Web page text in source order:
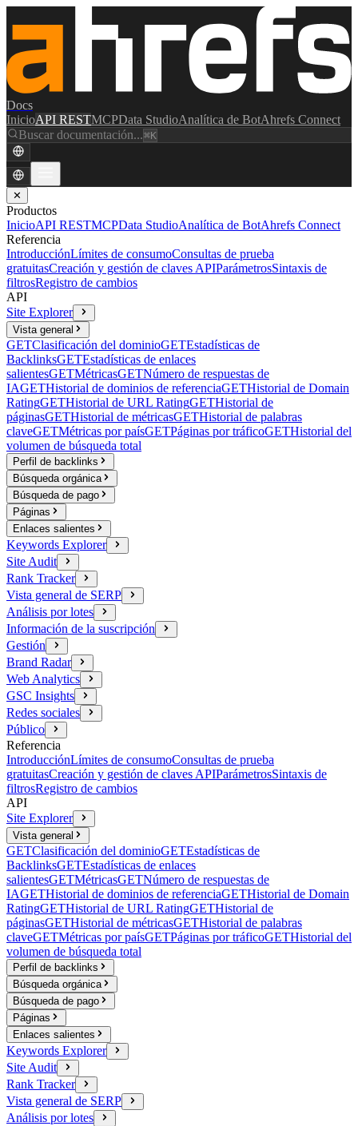
Docs
InicioAPI RESTMCPData StudioAnalítica de BotAhrefs Connect
Buscar documentación...⌘K
✕
Productos
InicioAPI RESTMCPData StudioAnalítica de BotAhrefs Connect
Referencia
IntroducciónLímites de consumoConsultas de prueba
gratuitasCreación y gestión de claves APIParámetrosSintaxis de
filtrosRegistro de cambios
API
Site Explorer
Vista general
GETClasificación del dominioGETEstadísticas de
BacklinksGETEstadísticas de enlaces
salientesGETMétricasGETNúmero de respuestas de
IAGETHistorial de dominios de referenciaGETHistorial de Domain
RatingGETHistorial de URL RatingGETHistorial de
páginasGETHistorial de métricasGETHistorial de palabras
claveGETMétricas por paísGETPáginas por tráficoGETHistorial del
volumen de búsqueda total
Perfil de backlinks
Búsqueda orgánica
Búsqueda de pago
Páginas
Enlaces salientes
Keywords Explorer
Site Audit
Rank Tracker
Vista general de SERP
Análisis por lotes
Información de la suscripción
Gestión
Brand Radar
Web Analytics
GSC Insights
Redes sociales
Público
Referencia
IntroducciónLímites de consumoConsultas de prueba
gratuitasCreación y gestión de claves APIParámetrosSintaxis de
filtrosRegistro de cambios
API
Site Explorer
Vista general
GETClasificación del dominioGETEstadísticas de
BacklinksGETEstadísticas de enlaces
salientesGETMétricasGETNúmero de respuestas de
IAGETHistorial de dominios de referenciaGETHistorial de Domain
RatingGETHistorial de URL RatingGETHistorial de
páginasGETHistorial de métricasGETHistorial de palabras
claveGETMétricas por paísGETPáginas por tráficoGETHistorial del
volumen de búsqueda total
Perfil de backlinks
Búsqueda orgánica
Búsqueda de pago
Páginas
Enlaces salientes
Keywords Explorer
Site Audit
Rank Tracker
Vista general de SERP
Análisis por lotes